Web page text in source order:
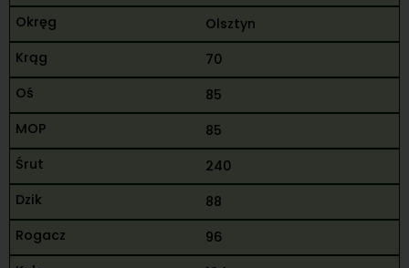
Olsztyn
70
85
85
240
88
96